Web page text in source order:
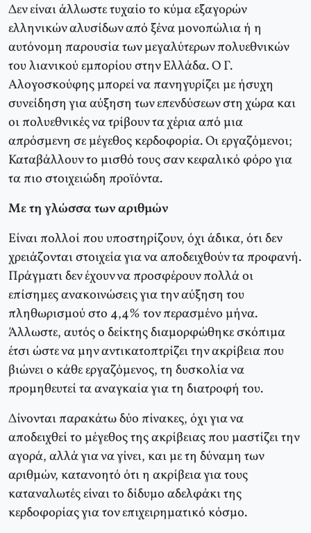
Δεν είναι άλλωστε τυχαίο το κύμα εξαγορών
ελληνικών αλυσίδων από ξένα μονοπώλια ή η
αυτόνομη παρουσία των μεγαλύτερων πολυεθνικών
του λιανικού εμπορίου στην Ελλάδα. Ο Γ.
Αλογοσκούφης μπορεί να πανηγυρίζει με ήσυχη
συνείδηση για αύξηση των επενδύσεων στη χώρα και
οι πολυεθνικές να τρίβουν τα χέρια από μια
απρόσμενη σε μέγεθος κερδοφορία. Οι εργαζόμενοι;
Καταβάλλουν το μισθό τους σαν κεφαλικό φόρο για
τα πιο στοιχειώδη προϊόντα.
Με τη γλώσσα των αριθμών
Είναι πολλοί που υποστηρίζουν, όχι άδικα, ότι δεν
χρειάζονται στοιχεία για να αποδειχθούν τα προφανή.
Πράγματι δεν έχουν να προσφέρουν πολλά οι
επίσημες ανακοινώσεις για την αύξηση του
πληθωρισμού στο 4,4% τον περασμένο μήνα.
Άλλωστε, αυτός ο δείκτης διαμορφώθηκε σκόπιμα
έτσι ώστε να μην αντικατοπτρίζει την ακρίβεια που
βιώνει ο κάθε εργαζόμενος, τη δυσκολία να
προμηθευτεί τα αναγκαία για τη διατροφή του.
Δίνονται παρακάτω δύο πίνακες, όχι για να
αποδειχθεί το μέγεθος της ακρίβειας που μαστίζει την
αγορά, αλλά για να γίνει, και με τη δύναμη των
αριθμών, κατανοητό ότι η ακρίβεια για τους
καταναλωτές είναι το δίδυμο αδελφάκι της
κερδοφορίας για τον επιχειρηματικό κόσμο.